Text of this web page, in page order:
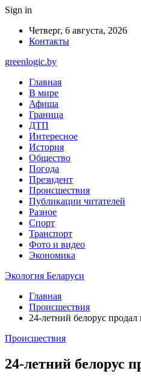
Sign in
Четверг, 6 августа, 2026
Контакты
greenlogic.by
Главная
В мире
Афиша
Граница
ДТП
Интересное
История
Общество
Погода
Президент
Происшествия
Публикации читателей
Разное
Спорт
Транспорт
Фото и видео
Экономика
Экология Беларуси
Главная
Происшествия
24-летний белорус
Происшествия
24-летний белорус